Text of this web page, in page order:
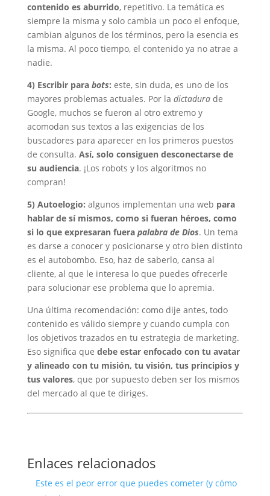
contenido es aburrido, repetitivo. La temática es
siempre la misma y solo cambia un poco el enfoque,
cambian algunos de los términos, pero la esencia es
la misma. Al poco tiempo, el contenido ya no atrae a
nadie.
4) Escribir para bots: este, sin duda, es uno de los
mayores problemas actuales. Por la dictadurade
Google, muchos se fueron al otro extremo y
acomodan sus textos a las exigencias de los
buscadores para aparecer en los primeros puestos
de consulta. Así, solo consiguen desconectarse de
su audiencia. ¡Los robots y los algoritmos no
compran!
5) Autoelogio: algunos implementan una web para
hablar de sí mismos, como si fueran héroes, como
si lo que expresaran fuera palabra de Dios. Un tema
es darse a conocer y posicionarse y otro bien distinto
es el autobombo. Eso, haz de saberlo, cansa al
cliente, al que le interesa lo que puedes ofrecerle
para solucionar ese problema que lo apremia.
Una última recomendación: como dije antes, todo
contenido es válido siempre y cuando cumpla con
los objetivos trazados en tu estrategia de marketing.
Eso significa que debe estar enfocado con tu avatar
y alineado con tu misión, tu visión, tus principios y
tus valores, que por supuesto deben ser los mismos
del mercado al que te diriges.
Enlaces relacionados
Este es el peor error que puedes cometer (y cómo